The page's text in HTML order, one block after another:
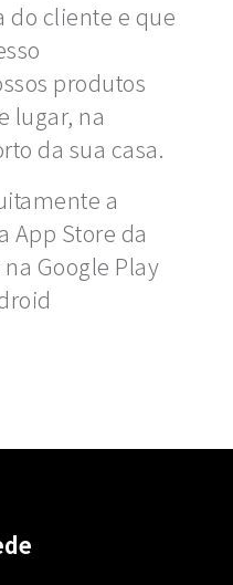
do cliente e que
produtos
lugar, na
da sua casa.
a
App Store da
Google Play